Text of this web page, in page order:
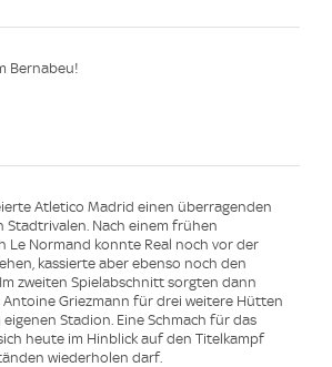
Bernabeu!
Atletico Madrid einen überragenden
Stadtrivalen. Nach einem frühen
Le Normand konnte Real noch vor der
kassierte aber ebenso noch den
zweiten Spielabschnitt sorgten dann
Antoine Griezmann für drei weitere Hütten
Stadion. Eine Schmach für das
heute im Hinblick auf den Titelkampf
wiederholen darf.